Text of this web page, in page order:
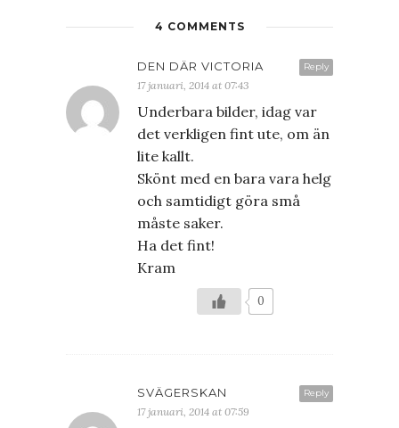
4 COMMENTS
Reply
DEN DÄR VICTORIA
17 januari, 2014 at 07:43
Underbara bilder, idag var
det verkligen fint ute, om än
lite kallt.
Skönt med en bara vara helg
och samtidigt göra små
måste saker.
Ha det fint!
Kram
0
Reply
SVÄGERSKAN
17 januari, 2014 at 07:59